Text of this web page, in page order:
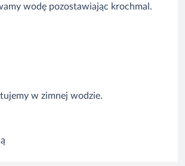
wodę pozostawiając krochmal.
w zimnej wodzie.